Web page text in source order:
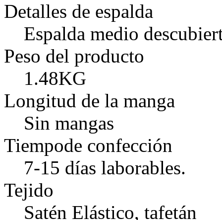
Detalles de espalda
Espalda medio
Peso del producto
1.48KG
Longitud de la manga
Sin mangas
Tiempode confección
7-15 días laborables.
Tejido
Satén Elástico, tafetán